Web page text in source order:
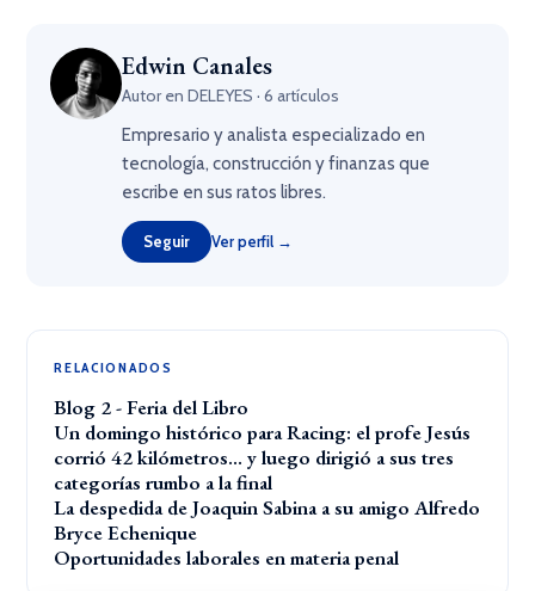
Edwin Canales
Autor en DELEYES · 6 artículos
Empresario y analista especializado en
tecnología, construcción y finanzas que
escribe en sus ratos libres.
Seguir Ver perfil →
RELACIONADOS
Blog 2 - Feria del Libro
Un domingo histórico para Racing: el profe Jesús
corrió 42 kilómetros… y luego dirigió a sus tres
categorías rumbo a la final
La despedida de Joaquin Sabina a su amigo Alfredo
Bryce Echenique
Oportunidades laborales en materia penal